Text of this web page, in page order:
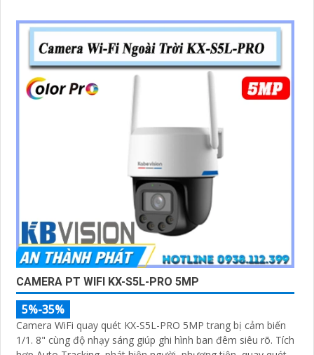
CAMERA PT WIFI KX-S5L-PRO 5MP
5%-35%
Camera WiFi quay quét KX-S5L-PRO 5MP trang bị cảm biến
1/1. 8" cùng độ nhạy sáng giúp ghi hình ban đêm siêu rõ. Tích